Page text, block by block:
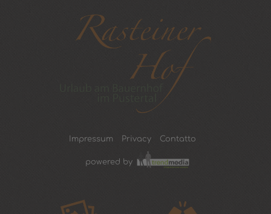
Impressum Privacy Contatto
powered by